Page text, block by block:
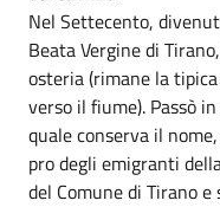
Nel Settecento,
Beata Vergine di
osteria (rimane la
verso il fiume). Passò
quale conserva il
pro degli emigranti
del Comune di Tirano